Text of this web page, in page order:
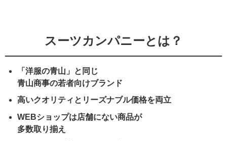
スーツカンパニーとは？
「洋服の青山」と同じ
青山商事の若者向けブランド
高いクオリティとリーズナブル価格を両立
WEBショップは店舗にない商品が
多数取り揃え